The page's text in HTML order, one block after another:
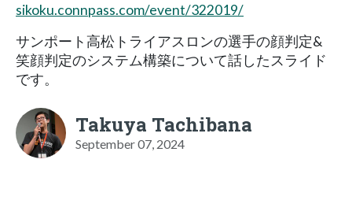
sikoku.connpass.com/event/322019/
サンポート高松トライアスロンの選手の顔判定&
笑顔判定のシステム構築について話したスライド
です。
Takuya Tachibana
September 07, 2024